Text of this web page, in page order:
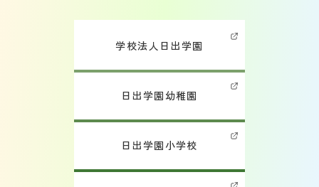
学校法人日出学園
日出学園幼稚園
日出学園小学校